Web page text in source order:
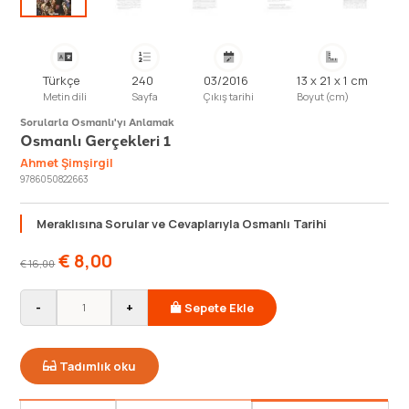
Türkçe
Metin dili
240
Sayfa
03/2016
Çıkış tarihi
13 x 21 x 1 cm
Boyut (cm)
Sorularla Osmanlı'yı Anlamak
Osmanlı Gerçekleri 1
Ahmet Şimşirgil
9786050822663
Meraklısına Sorular ve Cevaplarıyla Osmanlı Tarihi
€16,00 € 8,00
- + Sepete Ekle
Tadımlık oku